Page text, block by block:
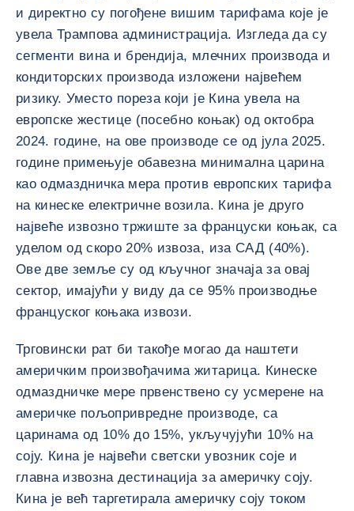
и директно су погођене вишим тарифама које је
увела Трампова администрација. Изгледа да су
сегменти вина и брендија, млечних производа и
кондиторских производа изложени највећем
ризику. Уместо пореза који је Кина увела на
европске жестице (посебно коњак) од октобра
2024. године, на ове производе се од јула 2025.
године примењује обавезна минимална царина
као одмаздничка мера против европских тарифа
на кинеске електричне возила. Кина је друго
највеће извозно тржиште за француски коњак, са
уделом од скоро 20% извоза, иза САД (40%).
Ове две земље су од кључног значаја за овај
сектор, имајући у виду да се 95% производње
француског коњака извози.
Трговински рат би такође могао да наштети
америчким произвођачима житарица. Кинеске
одмаздничке мере првенствено су усмерене на
америчке пољопривредне производе, са
царинама од 10% до 15%, укључујући 10% на
соју. Кина је највећи светски увозник соје и
главна извозна дестинација за америчку соју.
Кина је већ таргетирала америчку соју током